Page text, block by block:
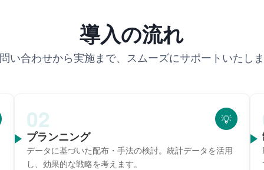
導入の流れ
い合わせから実施まで、スムーズにサポートいたし
02 💡
プランニング
データに基づいた配布・手法の検討。統計データを活用
し、効果的な戦略を考えます。